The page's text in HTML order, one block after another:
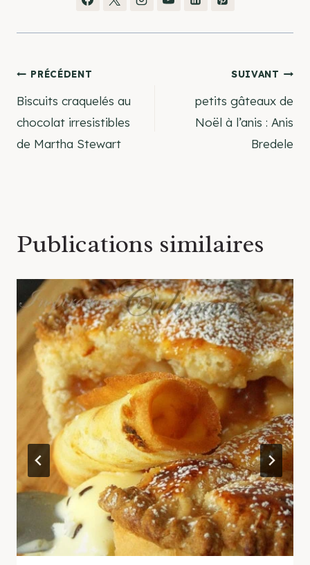
Navigation
de
l’article
PRÉCÉDENT
Biscuits craquelés au
chocolat irresistibles
de Martha Stewart
SUIVANT
petits gâteaux de
Noël à l’anis : Anis
Bredele
Publications similaires